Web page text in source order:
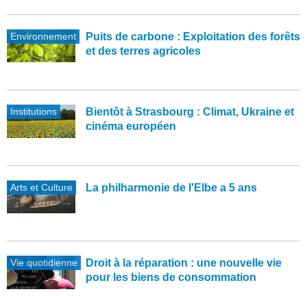
Environnement
Puits de carbone : Exploitation des forêts
et des terres agricoles
Institutions
Bientôt à Strasbourg : Climat, Ukraine et
cinéma européen
Arts et Culture La philharmonie de l'Elbe a 5 ans
Vie quotidienne
Droit à la réparation : une nouvelle vie
pour les biens de consommation